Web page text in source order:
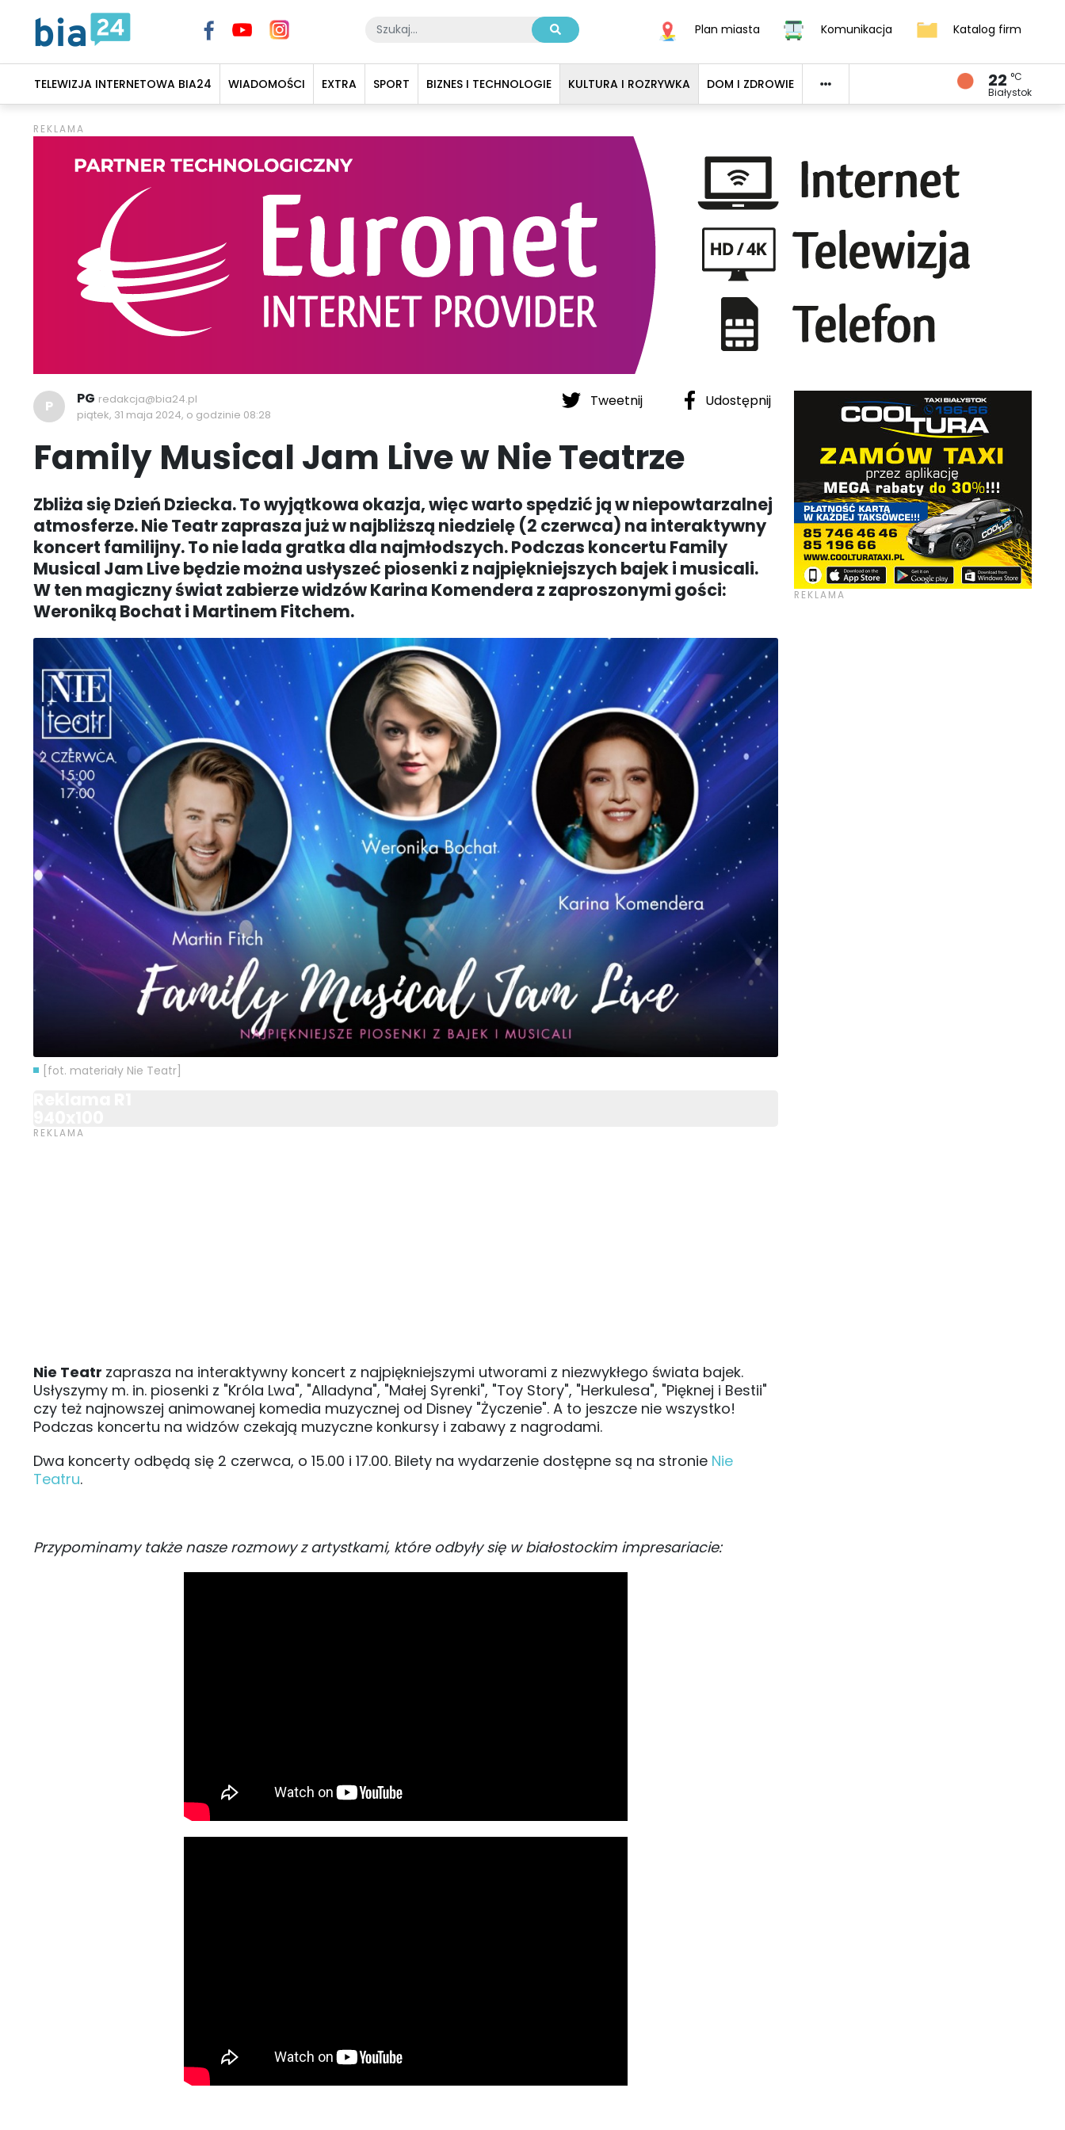
Plan miasta Komunikacja Katalog firm
TELEWIZJA INTERNETOWA BIA24 WIADOMOŚCI EXTRA SPORT BIZNES I TECHNOLOGIE KULTURA I ROZRYWKA DOM I ZDROWIE 22 °C
Białystok
Tweetnij Udostępnij
P PG redakcja@bia24.pl
piątek, 31 maja 2024, o godzinie 08:28
Family Musical Jam Live w Nie Teatrze
Zbliża się Dzień Dziecka. To wyjątkowa okazja, więc warto spędzić ją w niepowtarzalnej
atmosferze. Nie Teatr zaprasza już w najbliższą niedzielę (2 czerwca) na interaktywny
koncert familijny. To nie lada gratka dla najmłodszych. Podczas koncertu Family
Musical Jam Live będzie można usłyszeć piosenki z najpiękniejszych bajek i musicali.
W ten magiczny świat zabierze widzów Karina Komendera z zaproszonymi gości:
Weroniką Bochat i Martinem Fitchem.
[fot. materiały Nie Teatr]
Nie Teatr zaprasza na interaktywny koncert z najpiękniejszymi utworami z niezwykłego świata bajek.
Usłyszymy m. in. piosenki z "Króla Lwa", "Alladyna", "Małej Syrenki", "Toy Story", "Herkulesa", "Pięknej i Bestii"
czy też najnowszej animowanej komedia muzycznej od Disney "Życzenie". A to jeszcze nie wszystko!
Podczas koncertu na widzów czekają muzyczne konkursy i zabawy z nagrodami.
Dwa koncerty odbędą się 2 czerwca, o 15.00 i 17.00. Bilety na wydarzenie dostępne są na stronie Nie
Teatru.
Przypominamy także nasze rozmowy z artystkami, które odbyły się w białostockim impresariacie: